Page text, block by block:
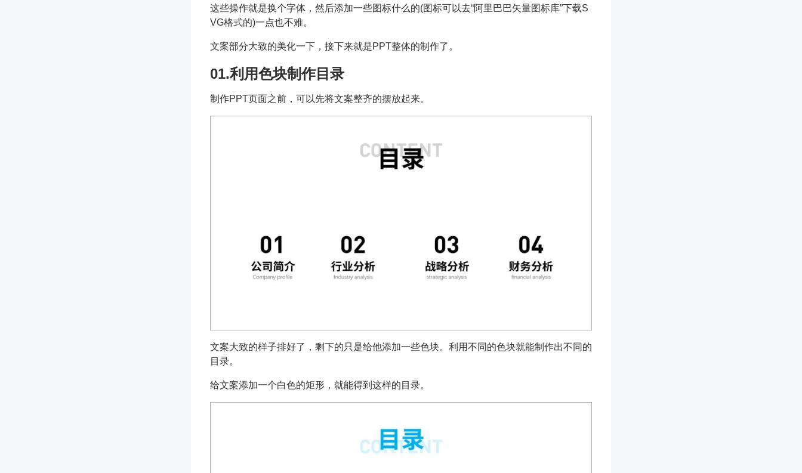
这些操作就是换个字体，然后添加一些图标什么的(图标可以去“阿里巴巴矢量图标库”下载S
VG格式的)一点也不难。
文案部分大致的美化一下，接下来就是PPT整体的制作了。
01.利用色块制作目录
制作PPT页面之前，可以先将文案整齐的摆放起来。
文案大致的样子排好了，剩下的只是给他添加一些色块。利用不同的色块就能制作出不同的
目录。
给文案添加一个白色的矩形，就能得到这样的目录。